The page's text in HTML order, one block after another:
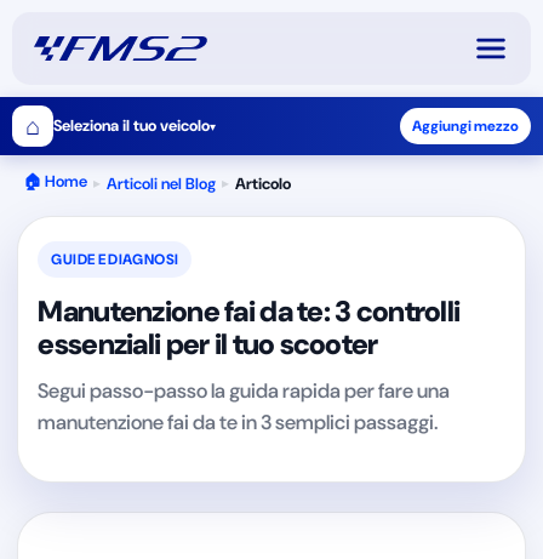
⌂ Seleziona il tuo veicolo▾ Aggiungi mezzo
🏠 Home ▸ Articoli nel Blog ▸ Articolo
GUIDE E DIAGNOSI
Manutenzione fai da te: 3 controlli
essenziali per il tuo scooter
Segui passo-passo la guida rapida per fare una
manutenzione fai da te in 3 semplici passaggi.